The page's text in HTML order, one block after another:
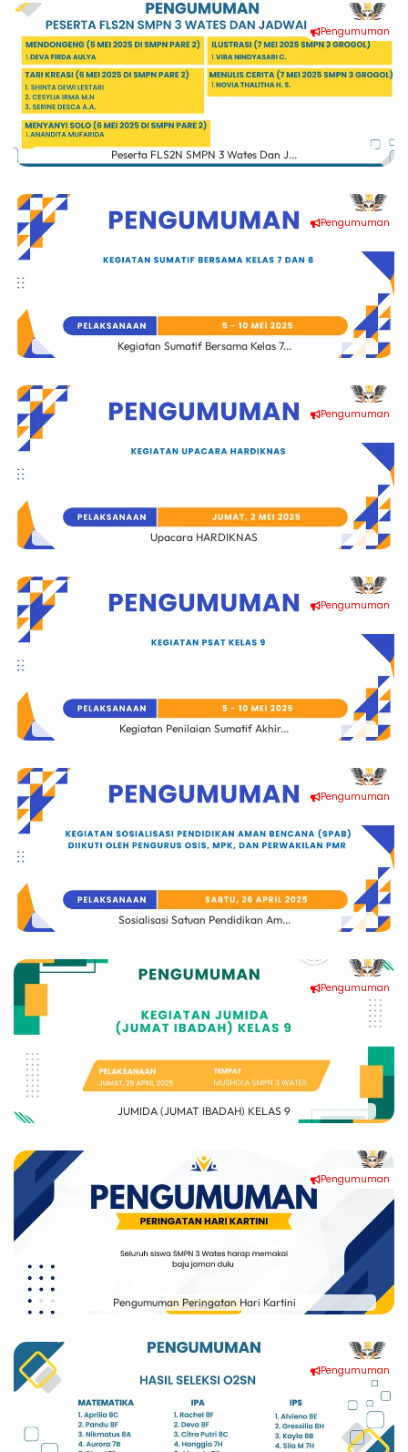
Pengumuman
Peserta FLS2N SMPN 3 Wates Dan J...
Pengumuman
Kegiatan Sumatif Bersama Kelas 7...
Pengumuman
Upacara HARDIKNAS
Pengumuman
Kegiatan Penilaian Sumatif Akhir...
Pengumuman
Sosialisasi Satuan Pendidikan Am...
Pengumuman
JUMIDA (JUMAT IBADAH) KELAS 9
Pengumuman
Pengumuman Peringatan Hari Kartini
Pengumuman